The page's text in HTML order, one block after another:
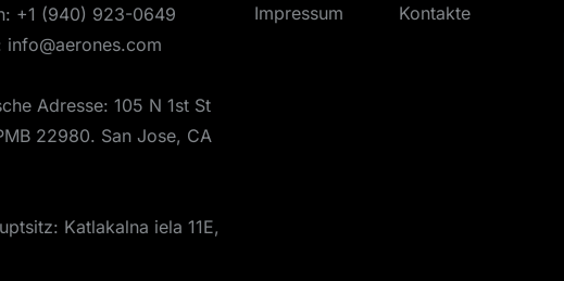
+1 (940) 923-0649
info@aerones.com
Adresse: 105 N 1st St
22980. San Jose, CA
Katlakalna iela 11E,
Impressum
Kontakte